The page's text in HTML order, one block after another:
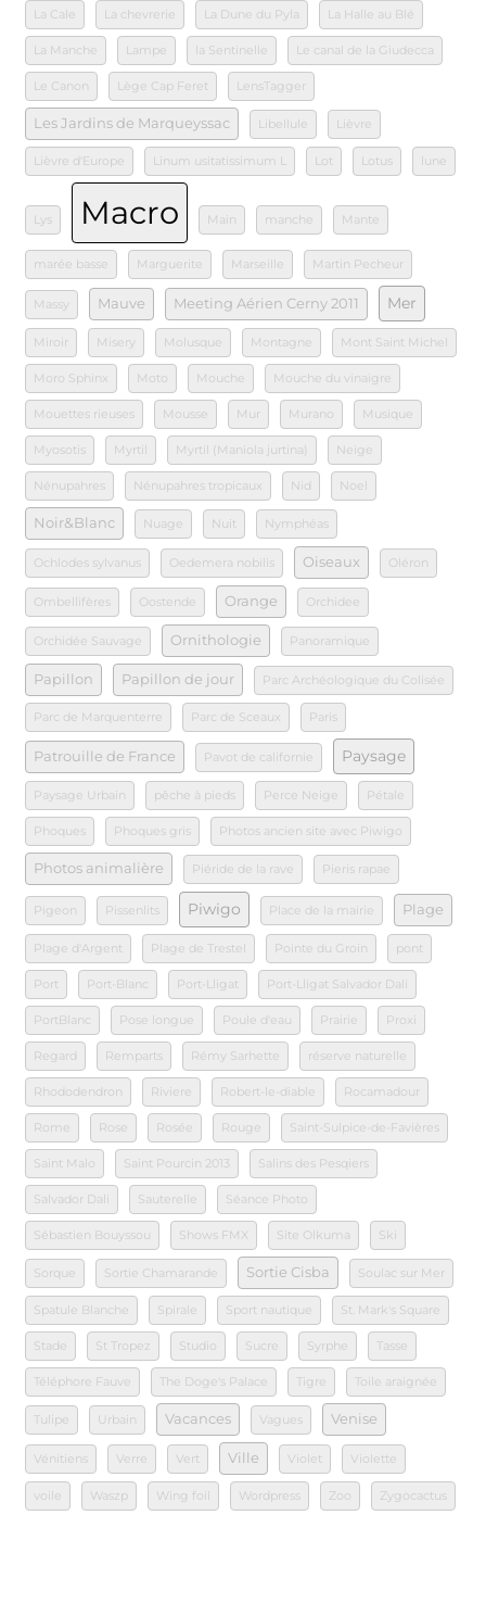
La Cale La chevrerie La Dune du Pyla La Halle au Blé
La Manche Lampe la Sentinelle Le canal de la Giudecca
Le Canon Lège Cap Feret LensTagger
Les Jardins de Marqueyssac Libellule Lièvre
Lièvre d'Europe Linum usitatissimum L Lot Lotus lune
Lys Macro Main manche Mante
marée basse Marguerite Marseille Martin Pecheur
Massy Mauve Meeting Aérien Cerny 2011 Mer
Miroir Misery Molusque Montagne Mont Saint Michel
Moro Sphinx Moto Mouche Mouche du vinaigre
Mouettes rieuses Mousse Mur Murano Musique
Myosotis Myrtil Myrtil (Maniola jurtina) Neige
Nénupahres Nénupahres tropicaux Nid Noel
Noir&Blanc Nuage Nuit Nymphéas
Ochlodes sylvanus Oedemera nobilis Oiseaux Oléron
Ombellifères Oostende Orange Orchidee
Orchidée Sauvage Ornithologie Panoramique
Papillon Papillon de jour Parc Archéologique du Colisée
Parc de Marquenterre Parc de Sceaux Paris
Patrouille de France Pavot de californie Paysage
Paysage Urbain pêche à pieds Perce Neige Pétale
Phoques Phoques gris Photos ancien site avec Piwigo
Photos animalière Piéride de la rave Pieris rapae
Pigeon Pissenlits Piwigo Place de la mairie Plage
Plage d'Argent Plage de Trestel Pointe du Groin pont
Port Port-Blanc Port-Lligat Port-Lligat Salvador Dali
PortBlanc Pose longue Poule d'eau Prairie Proxi
Regard Remparts Rémy Sarhette réserve naturelle
Rhododendron Riviere Robert-le-diable Rocamadour
Rome Rose Rosée Rouge Saint-Sulpice-de-Favières
Saint Malo Saint Pourcin 2013 Salins des Pesqiers
Salvador Dali Sauterelle Séance Photo
Sébastien Bouyssou Shows FMX Site Olkuma Ski
Sorque Sortie Chamarande Sortie Cisba Soulac sur Mer
Spatule Blanche Spirale Sport nautique St. Mark's Square
Stade St Tropez Studio Sucre Syrphe Tasse
Téléphore Fauve The Doge's Palace Tigre Toile araignée
Tulipe Urbain Vacances Vagues Venise
Vénitiens Verre Vert Ville Violet Violette
voile Waszp Wing foil Wordpress Zoo Zygocactus